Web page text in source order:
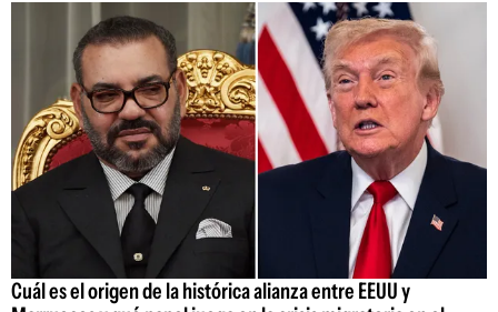
Cuál es el origen de la histórica alianza entre EEUU y